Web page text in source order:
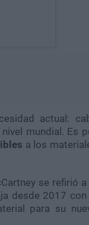
actual:
mundial. Es
a los
se refirió a
desde 2017 con
para su